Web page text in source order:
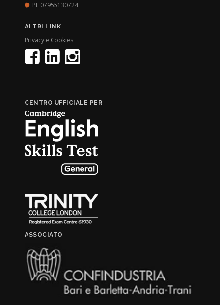
PI: 07955130724
ALTRI LINK
Privacy e Cookies
CENTRO UFFICIALE PER
ASSOCIATO